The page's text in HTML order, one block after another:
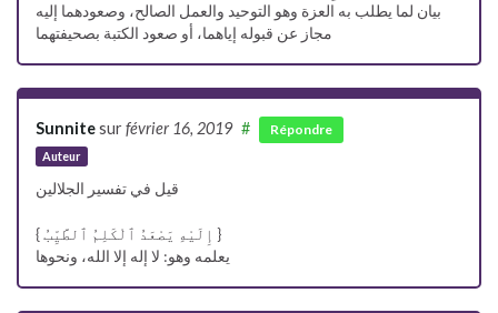
بيان لما يطلب به العزة وهو التوحيد والعمل الصالح، وصعودهما إليه
مجاز عن قبوله إياهما، أو صعود الكتبة بصحيفتهما
Sunnitesur février 16, 2019
Auteur
# Répondre
قيل في تفسير الجلالين
{ إِلَيْهِ يَصْعَدُ ٱلْكَلِمُ ٱلطَّيِّبُ }
يعلمه وهو: لا إله إلا الله، ونحوها